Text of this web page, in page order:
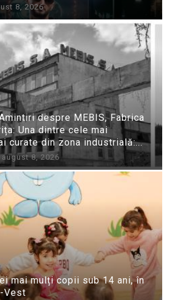
8, 2026
despre MEBIS, Fabrica
Una dintre cele mai
curate din zona industrială:...
august 8, 2026
mai mulți copii sub 14 ani, în
Vest